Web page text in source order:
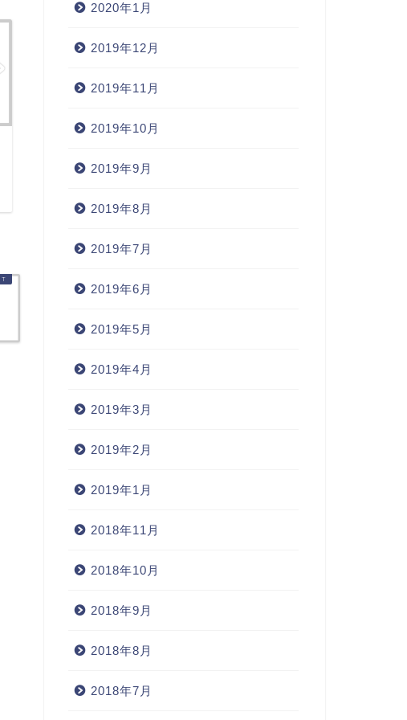
2020年1月
2019年12月
2019年11月
2019年10月
2019年9月
2019年8月
2019年7月
2019年6月
2019年5月
2019年4月
2019年3月
2019年2月
2019年1月
2018年11月
2018年10月
2018年9月
2018年8月
2018年7月